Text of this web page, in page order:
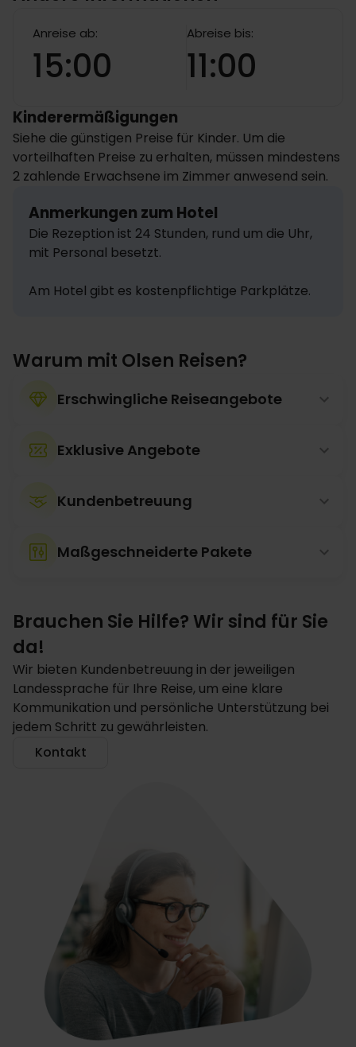
Anreise ab:
15:00
Abreise bis:
11:00
Kinderermäßigungen
Siehe die günstigen Preise für Kinder. Um die
vorteilhaften Preise zu erhalten, müssen mindestens
2 zahlende Erwachsene im Zimmer anwesend sein.
Anmerkungen zum Hotel
Die Rezeption ist 24 Stunden, rund um die Uhr,
mit Personal besetzt.
Am Hotel gibt es kostenpflichtige Parkplätze.
Warum mit Olsen Reisen?
Erschwingliche Reiseangebote
Exklusive Angebote
Kundenbetreuung
Maßgeschneiderte Pakete
Brauchen Sie Hilfe? Wir sind für Sie
da!
Wir bieten Kundenbetreuung in der jeweiligen
Landessprache für Ihre Reise, um eine klare
Kommunikation und persönliche Unterstützung bei
jedem Schritt zu gewährleisten.
Kontakt